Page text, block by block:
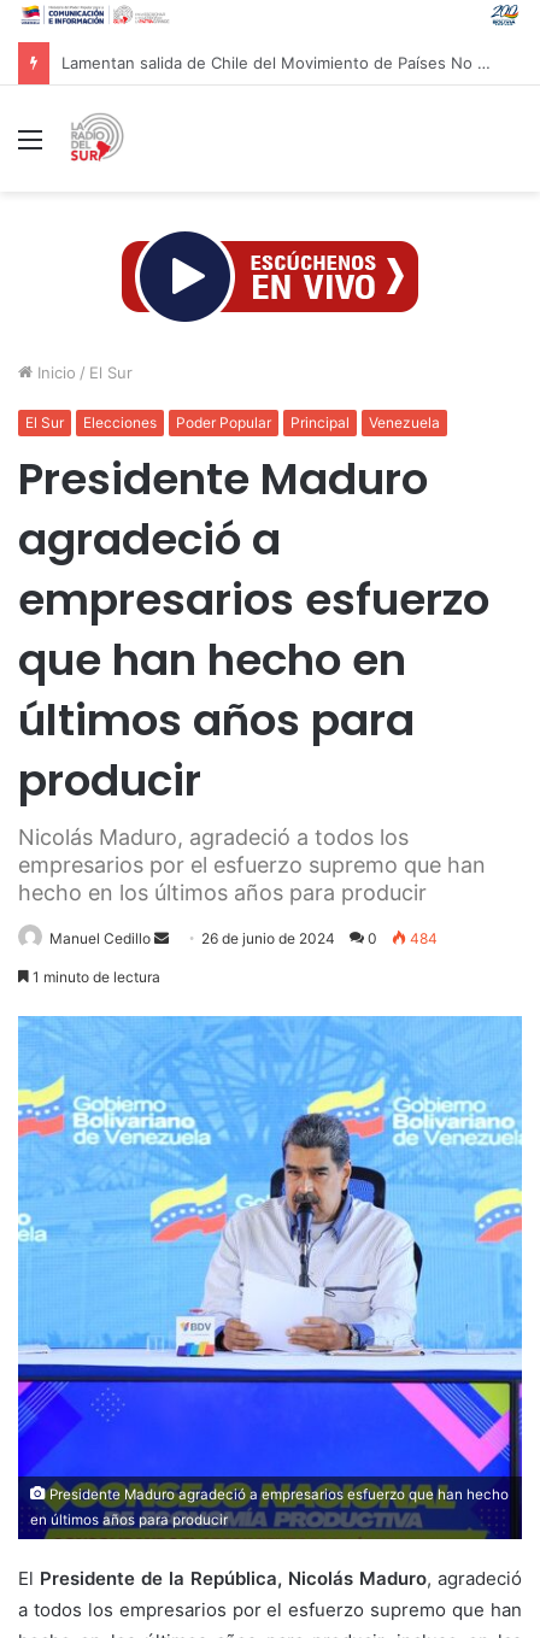
Gobierno de Bolivia interviene petrolera estatal y anuncia ofensiva contra la corrupción
Menú
Inicio / El Sur
El Sur Elecciones Poder Popular Principal Venezuela
Presidente Maduro
agradeció a
empresarios esfuerzo
que han hecho en
últimos años para
producir
Nicolás Maduro, agradeció a todos los
empresarios por el esfuerzo supremo que han
hecho en los últimos años para producir
Manuel Cedillo
Send 26 de junio de 2024 0 484
1 minuto de lectura
Presidente Maduro agradeció a empresarios esfuerzo que han hecho
en últimos años para producir
El Presidente de la República, Nicolás Maduro, agradeció
a todos los empresarios por el esfuerzo supremo que han